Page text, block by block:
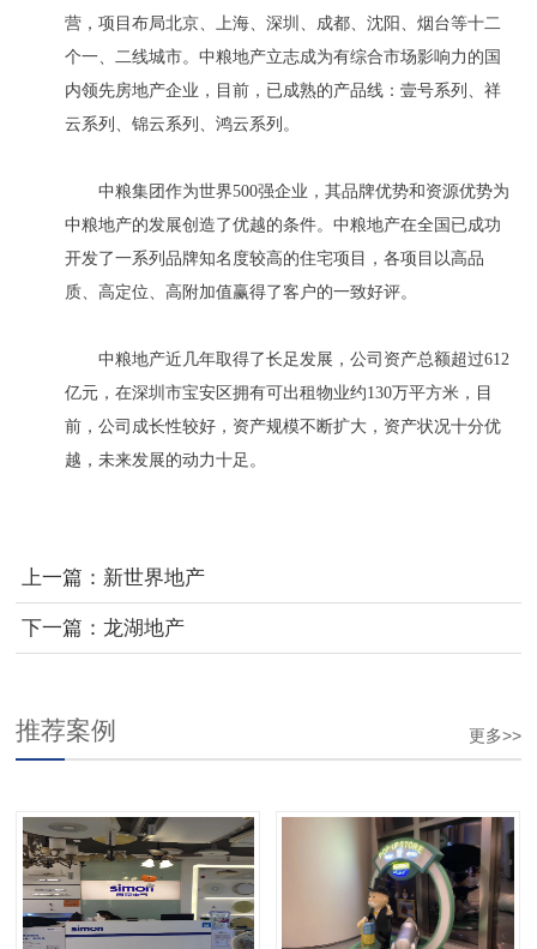
营，项目布局北京、上海、深圳、成都、沈阳、烟台等十二
个一、二线城市。中粮地产立志成为有综合市场影响力的国
内领先房地产企业，目前，已成熟的产品线：壹号系列、祥
云系列、锦云系列、鸿云系列。
中粮集团作为世界500强企业，其品牌优势和资源优势为
中粮地产的发展创造了优越的条件。中粮地产在全国已成功
开发了一系列品牌知名度较高的住宅项目，各项目以高品
质、高定位、高附加值赢得了客户的一致好评。
中粮地产近几年取得了长足发展，公司资产总额超过612
亿元，在深圳市宝安区拥有可出租物业约130万平方米，目
前，公司成长性较好，资产规模不断扩大，资产状况十分优
越，未来发展的动力十足。
上一篇： 新世界地产
下一篇： 龙湖地产
更多>>
推荐案例